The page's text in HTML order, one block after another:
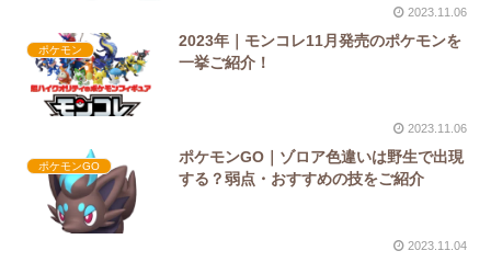
2023.11.06
ポケモン
2023年｜モンコレ11月発売のポケモンを
一挙ご紹介！
2023.11.06
ポケモンGO
ポケモンGO｜ゾロア色違いは野生で出現
する？弱点・おすすめの技をご紹介
2023.11.04